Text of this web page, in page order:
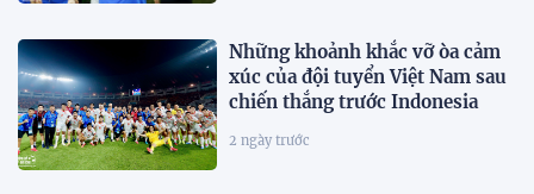
Những khoảnh khắc vỡ òa cảm
xúc của đội tuyển Việt Nam sau
chiến thắng trước Indonesia
2 ngày trước